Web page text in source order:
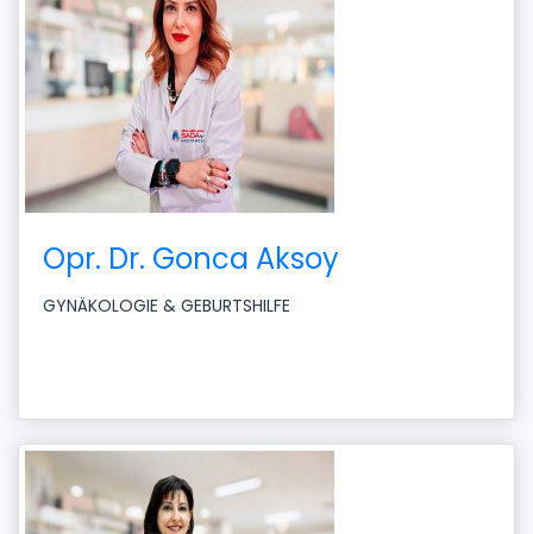
Opr. Dr. Gonca Aksoy
GYNÄKOLOGIE & GEBURTSHILFE